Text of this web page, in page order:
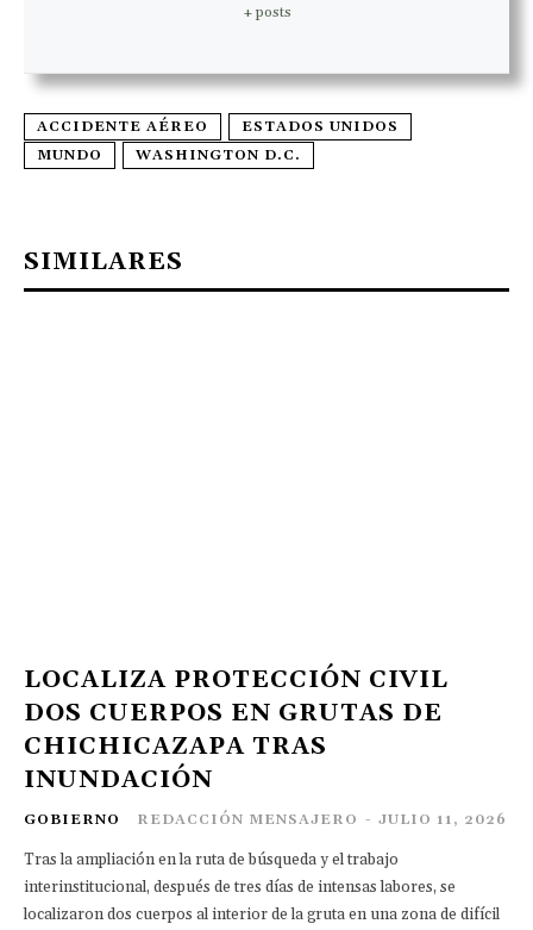
+ posts
ACCIDENTE AÉREO
ESTADOS UNIDOS
MUNDO
WASHINGTON D.C.
SIMILARES
LOCALIZA PROTECCIÓN CIVIL
DOS CUERPOS EN GRUTAS DE
CHICHICAZAPA TRAS
INUNDACIÓN
GOBIERNO REDACCIÓN MENSAJERO - JULIO 11, 2026
Tras la ampliación en la ruta de búsqueda y el trabajo
interinstitucional, después de tres días de intensas labores, se
localizaron dos cuerpos al interior de la gruta en una zona de difícil